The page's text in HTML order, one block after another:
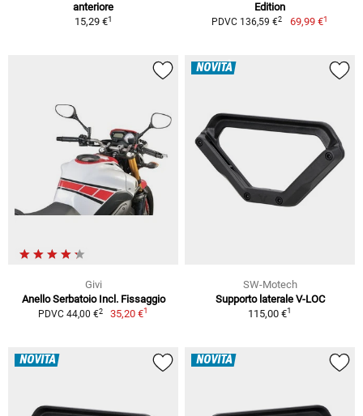
anteriore
15,29 €1
Edition
PDVC 136,59 €2 69,99 €1
Givi
Anello Serbatoio Incl. Fissaggio
PDVC 44,00 €2 35,20 €1
NOVITÀ
SW-Motech
Supporto laterale V-LOC
115,00 €1
NOVITÀ NOVITÀ